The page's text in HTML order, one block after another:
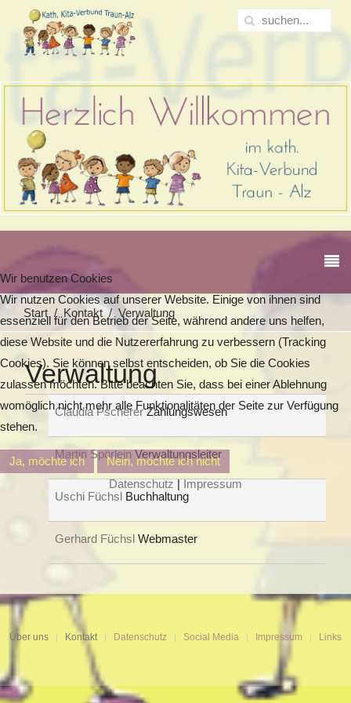
Start Kontakt Verwaltung
Verwaltung
Claudia PschererZahlungswesen
Martin SpörleinVerwaltungsleiter
Uschi Füchsl Buchhaltung
Gerhard FüchslWebmaster
Über uns Kontakt Datenschutz Social Media Impressum Links
Wir benutzen Cookies
Wir nutzen Cookies auf unserer Website. Einige von ihnen sind
essenziell für den Betrieb der Seite, während andere uns helfen,
diese Website und die Nutzererfahrung zu verbessern (Tracking
Cookies). Sie können selbst entscheiden, ob Sie die Cookies
zulassen möchten. Bitte beachten Sie, dass bei einer Ablehnung
womöglich nicht mehr alle Funktionalitäten der Seite zur Verfügung
stehen.
Ja, möchte ich
Nein, möchte ich nicht
Datenschutz|Impressum